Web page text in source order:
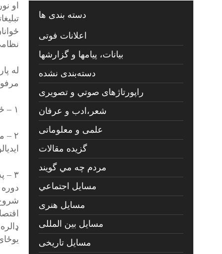
او
۱ – ځانوه نه ښه مسلح کړۍ ( په علم – تحصیل او تخصصی رشتو باندې ) .
۲
۳
دسته بندی ها
اعلانات فوتی
بیانات، پیامها و گزارشها
دسته‌بندی نشده
راپورتاژهای صوتي و تصويری
شعر،ادب و عرفان
علمی و معلوماتی
گزیده مقالات
مردم چه مي گويند
مسايل اجتماعي
مسايل هنری
مسایل بین المللی
مسایل تاریخی